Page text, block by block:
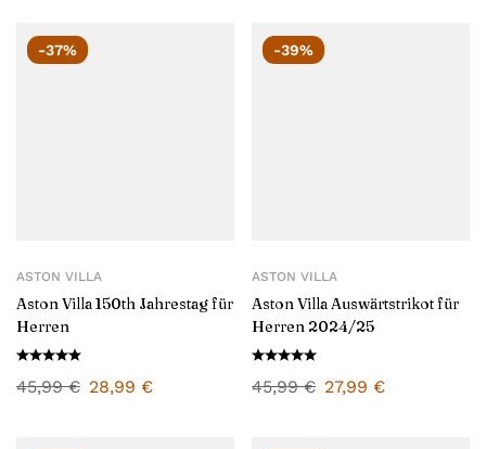
-37%
ASTON VILLA
Aston Villa 150th Jahrestag für
Herren
45,99€ 28,99 €
-39%
ASTON VILLA
Aston Villa Auswärtstrikot für
Herren 2024/25
45,99€ 27,99 €